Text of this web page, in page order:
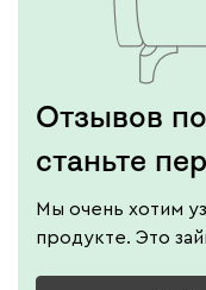
Отзывов
станьте
Мы очень хотим
продукте. Это